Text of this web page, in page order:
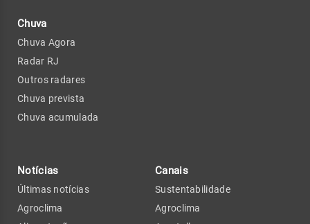
Chuva
Chuva Agora
Radar RJ
Outros radares
Chuva prevista
Chuva acumulada
Notícias
Últimas notícias
Agroclima
Canais
Sustentabilidade
Agroclima